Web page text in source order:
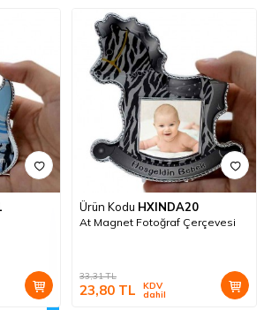
Ürün Kodu HXINDA20
At Magnet Fotoğraf Çerçevesi
33,31TL
23,80 TL KDV
dahil